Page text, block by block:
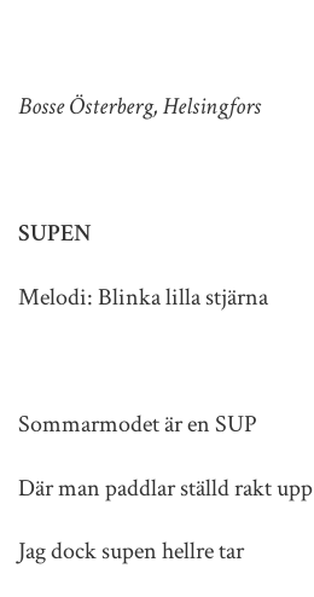
Bosse Österberg, Helsingfors
SUPEN
Melodi: Blinka lilla stjärna
Sommarmodet är en SUP
Där man paddlar ställd rakt upp
Jag dock supen hellre tar